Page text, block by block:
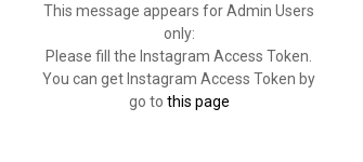
This message appears for Admin Users
only:
Please fill the Instagram Access Token.
You can get Instagram Access Token by
go to this page